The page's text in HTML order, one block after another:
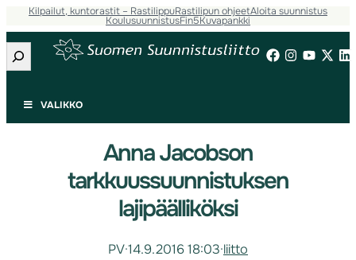
Kilpailut, kuntorastit – RastilippuRastilipun ohjeetAloita suunnistus
KoulusuunnistusFin5Kuvapankki
Etsi
VALIKKO
Anna Jacobson
tarkkuussuunnistuksen
lajipäälliköksi
PV·14.9.2016 18:03·liitto